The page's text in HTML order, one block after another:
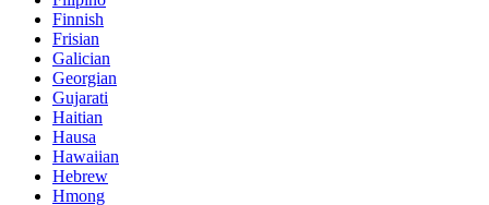
Finnish
Frisian
Galician
Georgian
Gujarati
Haitian
Hausa
Hawaiian
Hebrew
Hmong